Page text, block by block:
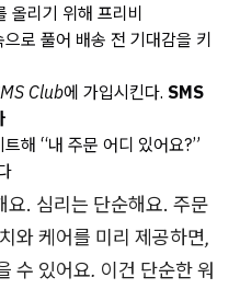
리기 위해 프리비
로 풀어 배송 전 기대감을 키
Club에 가입시킨다. SMS
해 “내 주문 어디 있어요?”
요. 심리는 단순해요. 주문
와 케어를 미리 제공하면,
수 있어요. 이건 단순한 워